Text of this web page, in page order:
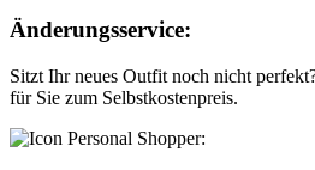
Änderungsservice:
Sitzt Ihr neues Outfit noch nicht
für Sie zum Selbstkostenpreis.